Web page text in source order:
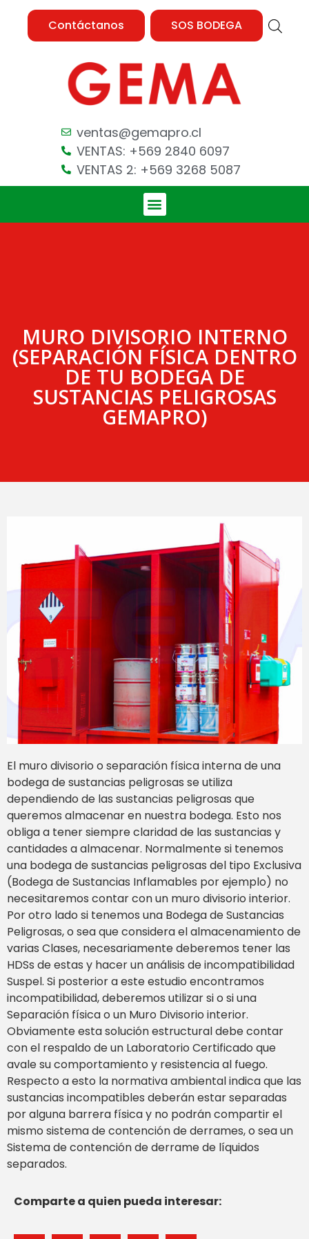
Contáctanos SOS BODEGA
ventas@gemapro.cl
VENTAS: +569 2840 6097
VENTAS 2: +569 3268 5087
MURO DIVISORIO INTERNO
(SEPARACIÓN FÍSICA DENTRO
DE TU BODEGA DE
SUSTANCIAS PELIGROSAS
GEMAPRO)
El muro divisorio o separación física interna de una
bodega de sustancias peligrosas se utiliza
dependiendo de las sustancias peligrosas que
queremos almacenar en nuestra bodega. Esto nos
obliga a tener siempre claridad de las sustancias y
cantidades a almacenar. Normalmente si tenemos
una bodega de sustancias peligrosas del tipo Exclusiva
(Bodega de Sustancias Inflamables por ejemplo) no
necesitaremos contar con un muro divisorio interior.
Por otro lado si tenemos una Bodega de Sustancias
Peligrosas, o sea que considera el almacenamiento de
varias Clases, necesariamente deberemos tener las
HDSs de estas y hacer un análisis de incompatibilidad
Suspel. Si posterior a este estudio encontramos
incompatibilidad, deberemos utilizar si o si una
Separación física o un Muro Divisorio interior.
Obviamente esta solución estructural debe contar
con el respaldo de un Laboratorio Certificado que
avale su comportamiento y resistencia al fuego.
Respecto a esto la normativa ambiental indica que las
sustancias incompatibles deberán estar separadas
por alguna barrera física y no podrán compartir el
mismo sistema de contención de derrames, o sea un
Sistema de contención de derrame de líquidos
separados.
Comparte a quien pueda interesar: